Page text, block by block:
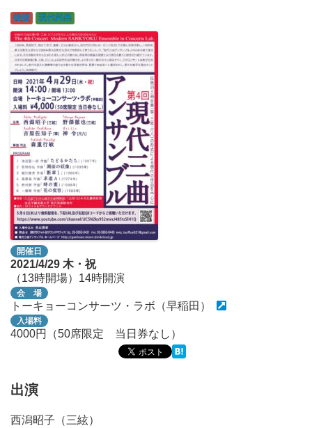
後援 現代邦楽
開催日
2021/4/29 木・祝
（13時開場）14時開演
会 場
トーキョーコンサーツ・ラボ（早稲田）
入場料
4000円（50席限定 当日券なし）
出演
西潟昭子（三絃）